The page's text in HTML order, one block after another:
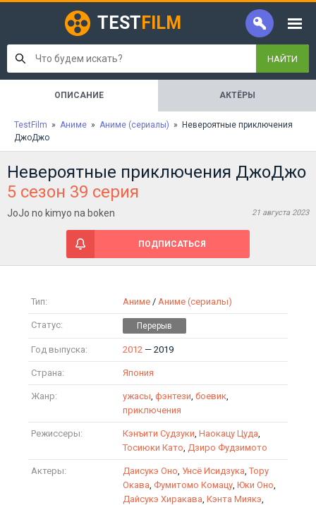
TEST FILM
НАЙТИ
ОПИСАНИЕ АКТЁРЫ
TestFilm » Аниме » Аниме (сериалы) » Невероятные приключения
ДжоДжо
Невероятные приключения ДжоДжо
5 сезон 39 серия
JoJo no kimyo na boken 21 августа 2023
ПОДПИСАТЬСЯ
Тип: Аниме / Аниме (сериалы)
Статус:
Год выпуска: 2012 — 2019
Страна: Япония
Жанр: ужасы, фэнтези, боевик,
приключения
Режиссеры: Кэнъити Судзуки, Наокацу Цуда,
Тосиюки Като, Дзиро Фудзимото
Актеры: Даисукэ Оно, Унсё Исидзука,Тору
Окава, Фумитомо Комацу, Юки Оно,
Дайсукэ Хиракава, Кэнта Миякэ,